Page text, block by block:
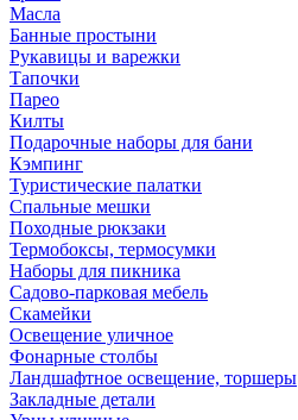
Масла
Банные простыни
Рукавицы и варежки
Тапочки
Парео
Килты
Подарочные наборы для бани
Кэмпинг
Туристические палатки
Спальные мешки
Походные рюкзаки
Термобоксы, термосумки
Наборы для пикника
Садово-парковая мебель
Скамейки
Освещение уличное
Фонарные столбы
Ландшафтное освещение, торшеры
Закладные детали